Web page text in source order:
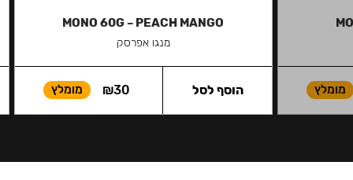
מומלץ
MONO 60G – PEACH MANGO
מנגו אפרסק
₪30 מומלץ הוסף לסל